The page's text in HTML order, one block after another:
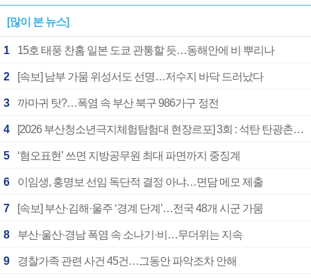
[많이 본 뉴스]
1 15호 태풍 찬홈 일본 도쿄 관통할 듯…동해안에 비 뿌리나
2 [속보] 남부 가뭄 위성서도 선명…저수지 바닥 드러났다
3 까마귀 탓?…폭염 속 부산 북구 986가구 정전
4 [2026 부산청소년극지체험탐험대 현장르포] 3회 : 석탄 탄광촌에서 북극 연구의 중심지로
5 ‘혐오표현’ 쓰면 지방공무원 최대 파면까지 중징계
6 이임생, 홍명보 선임 독단적 결정 아냐…면담 메모 제출
7 [속보] 부산·김해·울주 ‘경계 단계’…전국 48개 시군 가뭄
8 부산·울산·경남 폭염 속 소나기·비…무더위는 지속
9 경찰가족 관련 사건 45건…그동안 파악조차 안해